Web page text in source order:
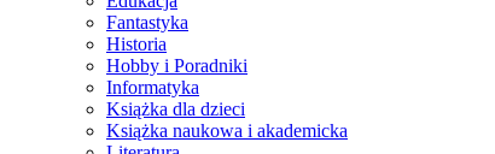
Fantastyka
Historia
Hobby i Poradniki
Informatyka
Książka dla dzieci
Książka naukowa i akademicka